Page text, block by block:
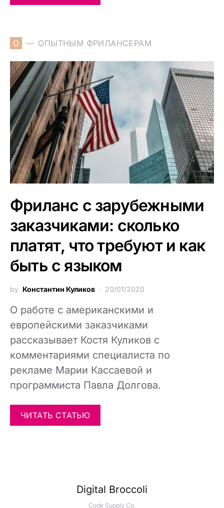
О ОПЫТНЫМ ФРИЛАНСЕРАМ
Фриланс с зарубежными
заказчиками: сколько
платят, что требуют и как
быть с языком
by Константин Куликов 20/01/2020
О работе с американскими и
европейскими заказчиками
рассказывает Костя Куликов с
комментариями специалиста по
рекламе Марии Кассаевой и
программиста Павла Долгова.
ЧИТАТЬ СТАТЬЮ
Digital Broccoli
Code Supply Co.